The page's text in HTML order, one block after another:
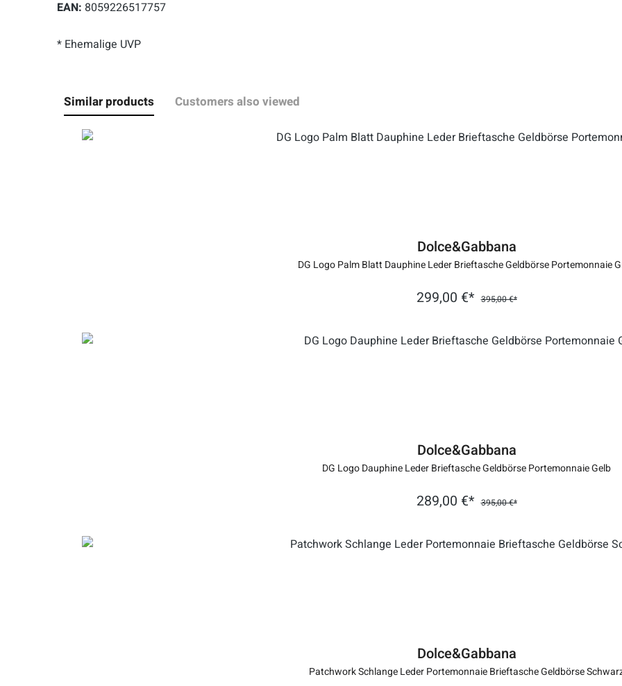
EAN: 8059226517757
* Ehemalige UVP
Similar products Customers also viewed
Dolce&Gabbana
DG Logo Palm Blatt Dauphine Leder Brieftasche Geldbörse Portemonnaie
299,00 €* 395,00 €*
Dolce&Gabbana
DG Logo Dauphine Leder Brieftasche Geldbörse Portemonnaie Gelb
289,00 €* 395,00 €*
Dolce&Gabbana
Patchwork Schlange Leder Portemonnaie Brieftasche Geldbörse